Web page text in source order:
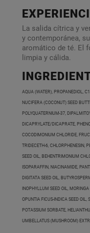
La salida cítrica y
y contemporánea,
aromático de té. El
limpia y cálida.
AQUA (WATER), PROPANEDIOL,
NUCIFERA (COCONUT) SEED
POLYQUATERNIUM-37,
DICAPRYLATE/DICAPRATE,
COCODIMONIUM CHLORIDE,
TRIDECETH-6, CHLORPHENESIN,
SEED OIL, BEHENTRIMONIUM
ISOPARAFFIN, NIACINAMIDE,
DIGITATA SEED OIL,
INOPHYLLUM SEED OIL,
OPUNTIA FICUS-INDICA SEED OIL,
POTASSIUM SORBATE,
UMBELLATUS (MUSHROOM)